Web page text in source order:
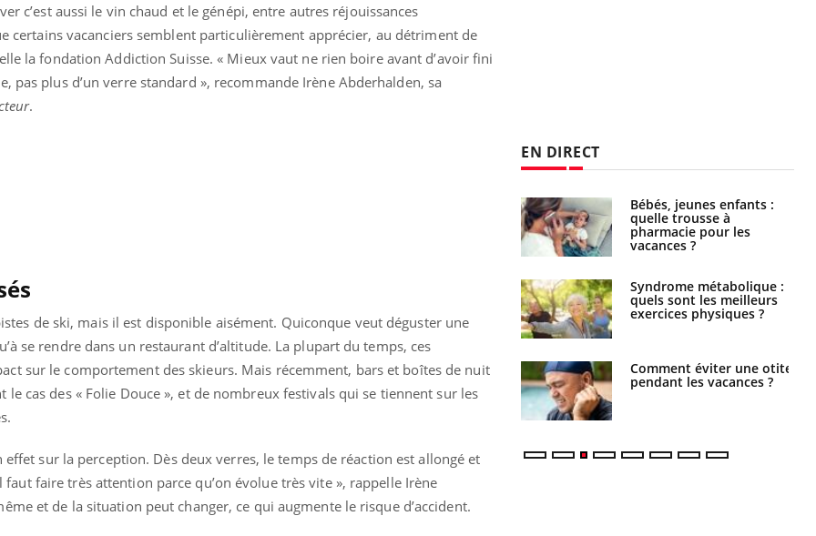
c’est aussi le vin chaud et le génépi, entre autres réjouissances
certains vacanciers semblent particulièrement apprécier, au détriment de
la fondation Addiction Suisse. « Mieux vaut ne rien boire avant d’avoir fini
pas plus d’un verre standard », recommande Irène Abderhalden, sa
.
de ski, mais il est disponible aisément. Quiconque veut déguster une
se rendre dans un restaurant d’altitude. La plupart du temps, ces
sur le comportement des skieurs. Mais récemment, bars et boîtes de nuit
le cas des « Folie Douce », et de nombreux festivals qui se tiennent sur les
effet sur la perception. Dès deux verres, le temps de réaction est allongé et
faire très attention parce qu’on évolue très vite », rappelle Irène
et de la situation peut changer, ce qui augmente le risque d’accident.
EN DIRECT
Mon enfant est-il trop
sensible ou simplement
très empathique ?
Bébés, jeunes enfants :
quelle trousse à
pharmacie pour les
vacances ?
Syndrome métabolique :
quels sont les meilleurs
exercices physiques ?
Comment éviter une otite
pendant les vacances ?
Hantavirus : un cas
détecté chez un touriste
en France
Mortalité infantile : un
rapport s’interroge sur
son taux élevé en France
Grossesse à risque : ce jus
naturel attire l'attention
des chercheurs